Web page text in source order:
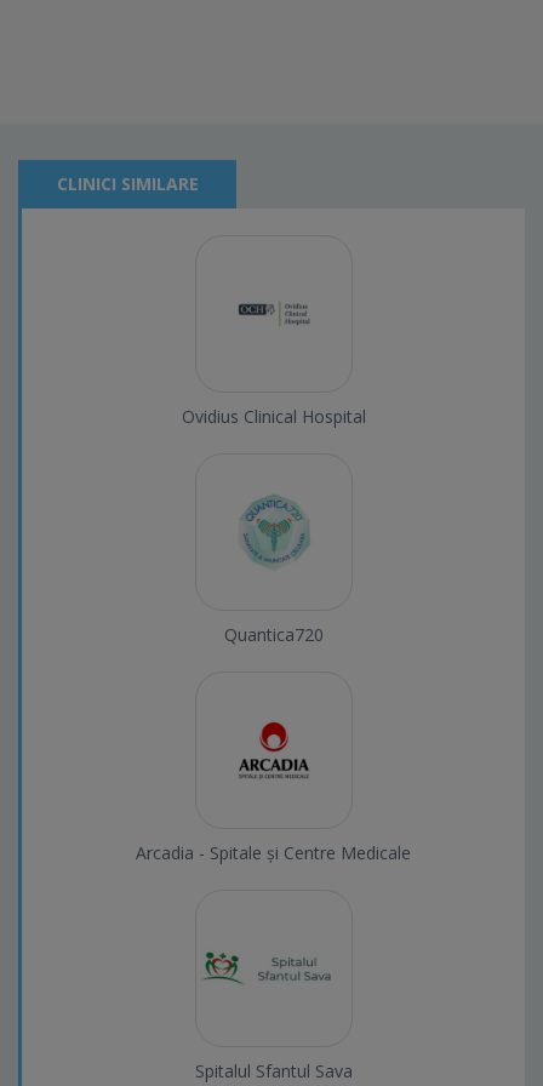
CLINICI SIMILARE
Ovidius Clinical Hospital
Quantica720
Arcadia - Spitale și Centre Medicale
Spitalul Sfantul Sava